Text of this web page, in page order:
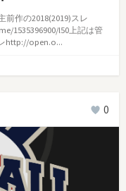
前作の2018(2019)スレ
1535396900/l50上記は管
http://open.o...
0